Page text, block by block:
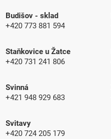
Budišov - sklad
+420 773 881 594
Staňkovice u Žatce
+420 731 241 806
Svinná
+421 948 929 683
Svitavy
+420 724 205 179